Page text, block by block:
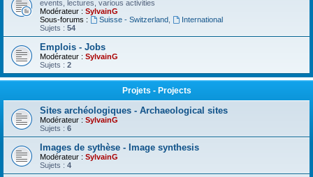
events, lectures, various activities
Modérateur : SylvainG
Sous-forums :
Suisse - Switzerland,
International
Sujets : 54
Emplois - Jobs
Modérateur : SylvainG
Sujets : 2
Projets - Projects
Sites archéologiques - Archaeological sites
Modérateur : SylvainG
Sujets : 6
Images de sythèse - Image synthesis
Modérateur : SylvainG
Sujets : 4